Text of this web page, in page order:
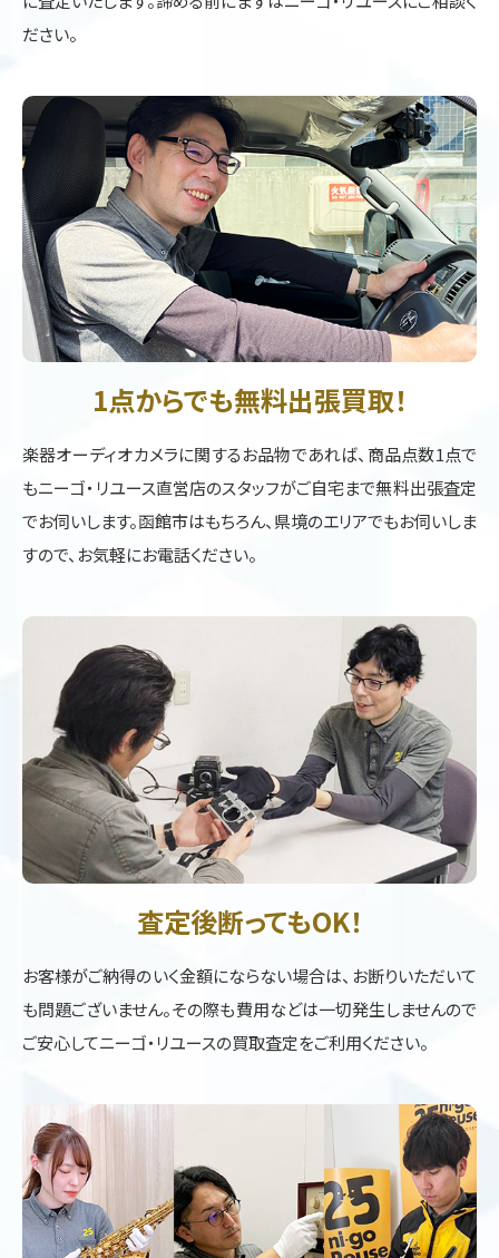
ださい。
1点からでも無料出張買取！
楽器オーディオカメラに関するお品物であれば、商品点数1点で
もニーゴ・リユース直営店のスタッフがご自宅まで無料出張査定
でお伺いします。函館市はもちろん、県境のエリアでもお伺いしま
すので、お気軽にお電話ください。
査定後断ってもOK！
お客様がご納得のいく金額にならない場合は、お断りいただいて
も問題ございません。その際も費用などは一切発生しませんので
ご安心してニーゴ・リユースの買取査定をご利用ください。